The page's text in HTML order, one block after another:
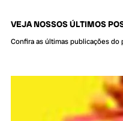
VEJA NOSSOS ÚLTIMOS
Confira as últimas publicações do